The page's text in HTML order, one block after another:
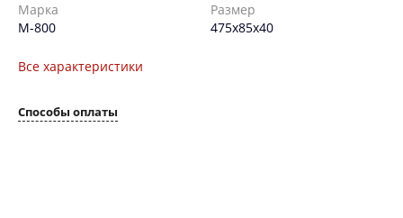
Марка
М-800
Размер
475х85х40
Все характеристики
Способы оплаты